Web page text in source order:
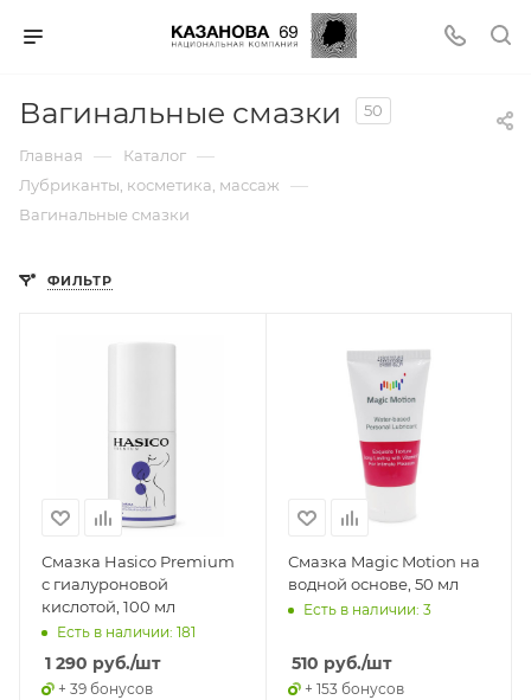
Вагинальные смазки 50
Главная — Каталог —
Лубриканты, косметика, массаж —
Вагинальные смазки
ФИЛЬТР
Смазка Hasico Premium
с гиалуроновой
кислотой, 100 мл
Есть в наличии: 181
1 290 руб./шт
+ 39 бонусов
Смазка Magic Motion на
водной основе, 50 мл
Есть в наличии: 3
510 руб./шт
+ 153 бонусов